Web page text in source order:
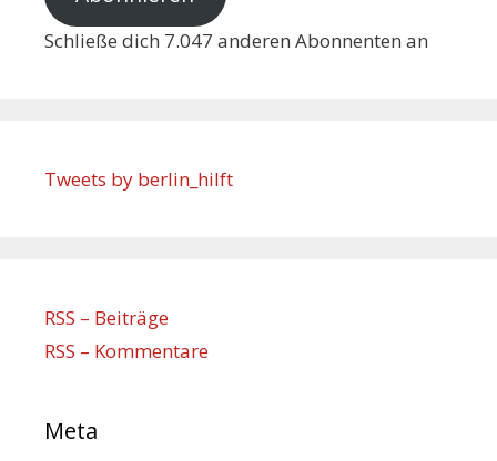
Schließe dich 7.047 anderen Abonnenten an
Tweets by berlin_hilft
RSS – Beiträge
RSS – Kommentare
Meta